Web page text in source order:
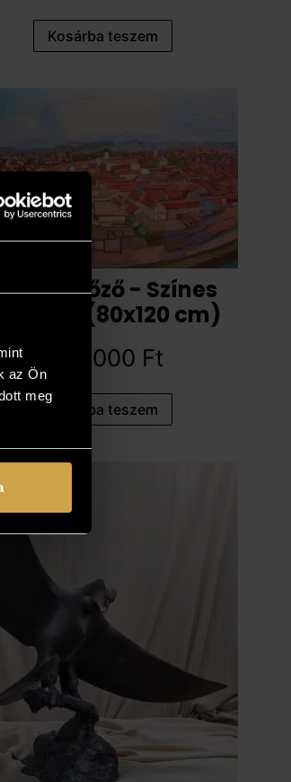
az Ön
meg
Kosárba teszem
Győző - Színes
távlatok (80x120 cm)
794 000 Ft
Kosárba teszem